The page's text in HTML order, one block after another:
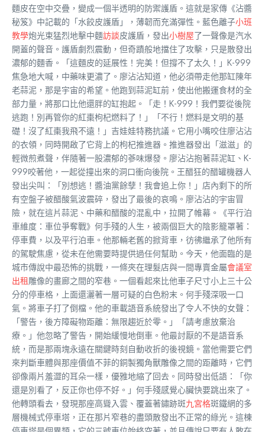
麵皮在空中交疊，變成一個半透明的防禦護盾。這就是家傳《沾醬
秘笈》中記載的「水餃皮護盾」，薄韌而充滿彈性。藍色離子小班
教學炮光束猛烈地擊中麵訪談皮護盾，發出小樹屋了一聲像是汽水
開蓋的聲音。護盾劇烈震動，但奇蹟般地擋住了攻擊，只是散發出
濃郁的麵香。「這麵皮的延展性！完美！但撐不了太久！」K-999
焦急地大喊，中藥味更濃了。廖沾沾知道，他必須帶走他那缸陳年
老蒜泥，那是宇宙的希望。他跑到蒜泥缸前，使出他搬運食材的全
部力量，將那口比他還胖的缸抱起。「走！K-999！我們要從後院
逃跑！別再管你的紅棗枸杞燃料了！」「不行！燃料是文明的基
礎！沒了紅棗我飛不遠！」吉娃娃特務抗議。它用小嘴咬住廖沾沾
的衣領，同時開啟了它背上的枸杞推進器。推進器發出「滋滋」的
輕微煎煮聲，伴隨著一股濃郁的蔘味爆發。廖沾沾抱著蒜泥缸、K-
999咬著他，一起從撞出來的洞口衝向後院。王醋狂的醋罐機器人
發出尖叫：「別想逃！醬油黨餘孽！我會追上你！」店內剩下的所
有空盤子被醋酸氣波震碎，發出了最後的哀鳴。廖沾沾的宇宙冒
險，就在這片蒜泥、中藥和醋酸的混亂中，拉開了帷幕。《平行泊
車維度：車位爭奪戰》何手殘的人生，被兩個巨大的陰影籠罩著：
停車費，以及平行泊車。他那輛老舊的掀背車，彷彿繼承了他所有
的駕駛焦慮，從未在他需要時提供過任何幫助。今天，他面臨的是
城市傳說中最恐怖的挑戰，一條夾在理髮店與一間專賣金屬會議室
出租雕像的畫廊之間的窄巷。一個看起來比他車子尺寸小上三十公
分的停車格，上面還灑著一層可疑的白色粉末。何手殘深吸一口
氣。將車子打了倒檔。他的車載語音系統發出了令人不快的女聲：
「警告，後方障礙物距離：無限趨近於零。」「請考慮放棄治
療。」他忽略了警告，開始緩慢地倒車。他最討厭的不是語音系
統，而是那兩塊永遠在關鍵時刻自動收折的後視鏡。當他需要它們
來判斷車體與那座價值不菲的銅製獨角獸雕像之間的距離時，它們
卻像兩片羞澀的耳朵一樣，優雅地縮了回去。同時發出低語：「你
還是別看了，反正你也停不好。」何手殘感覺心臟快要跳出來了。
他轉頭看去，發現那座高聳入雲、覆蓋著鏽跡斑九宮格斑鐵網的多
層機械式停車塔，正在那片窄巷的盡頭散發出不正常的綠光。這棟